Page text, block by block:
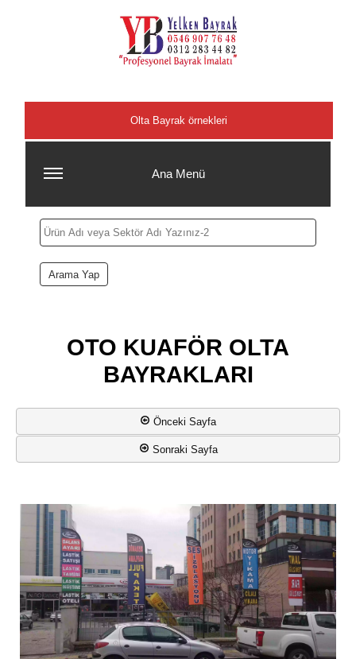
Olta Bayrak örnekleri
Ana Menü
OTO KUAFÖR OLTA
BAYRAKLARI
Önceki Sayfa
Sonraki Sayfa